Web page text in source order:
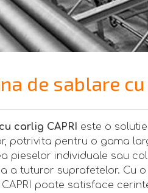
de sablare
carlig CAPRI este o
potrivita pentru o gama
pieselor individuale sau
a tuturor suprafetelor. Cu
poate satisface